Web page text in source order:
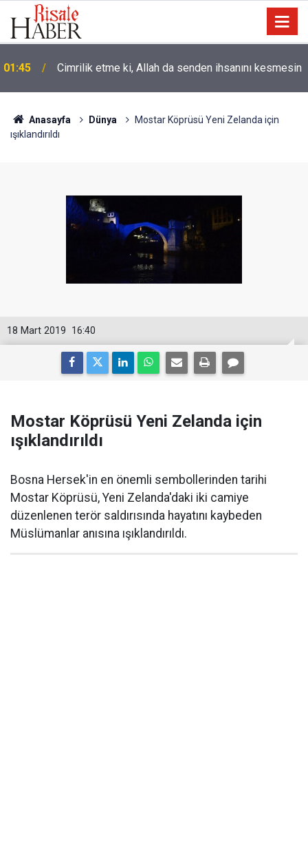
01:45 Cimrilik etme ki, Allah da senden ihsanını kesmesin
Anasayfa Dünya
Mostar Köprüsü Yeni Zelanda için
ışıklandırıldı
16:40
18 Mart 2019
Mostar Köprüsü Yeni Zelanda için
ışıklandırıldı
Bosna Hersek'in en önemli sembollerinden tarihi
Mostar Köprüsü, Yeni Zelanda'daki iki camiye
düzenlenen terör saldırısında hayatını kaybeden
Müslümanlar anısına ışıklandırıldı.